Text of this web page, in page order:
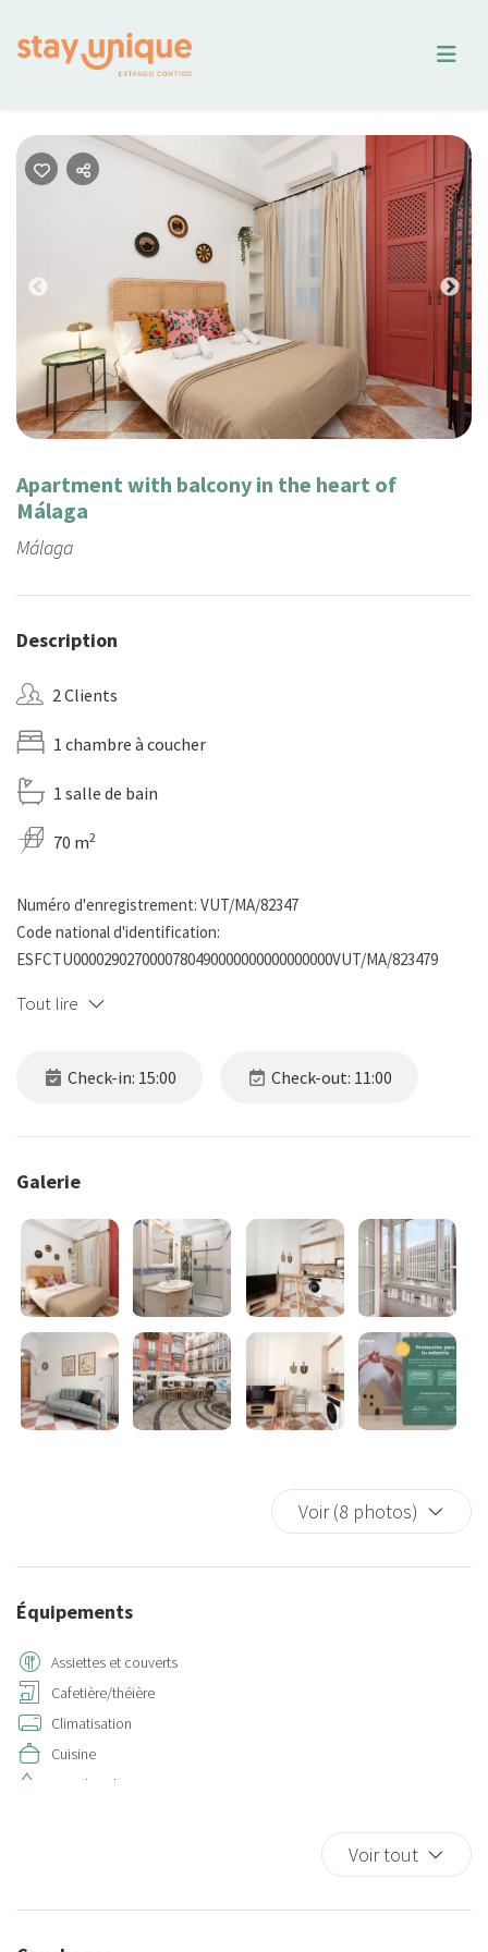
Apartment with balcony in the heart of
Málaga
Málaga
Description
2 Clients
1 chambre à coucher
1 salle de bain
70 m2
Numéro d'enregistrement: VUT/MA/82347
Code national d'identification:
ESFCTU0000290270000780490000000000000000VUT/MA/823479
Tout lire
Check-in: 15:00 Check-out: 11:00
Galerie
Voir (8 photos)
Équipements
Assiettes et couverts
Cafetière/théière
Climatisation
Cuisine
Eau chaude
Internet sans fil
Voir tout